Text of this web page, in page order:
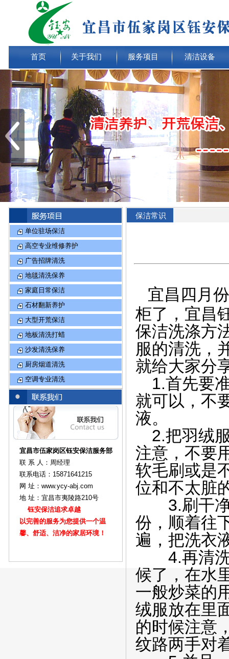
首页 关于我们 服务项目 清洁设备
单位驻场保洁
高空专业维修养护
广告招牌清洗
地毯清洗保养
家庭日常保洁
石材翻新养护
大型开荒保洁
地板清洗打蜡
沙发清洗保养
厨房烟道清洗
空调专业清洗
宜昌市伍家岗区钰安保洁服务部
联 系 人：周经理
联系电话：15871641215
网 址：www.ycy-abj.com
地 址：宜昌市夷陵路210号
钰安保洁追求卓越
以完善的服务为您提供一个温
馨、舒适、洁净的家居环境！
保洁常识
宜昌四月
柜了，宜昌
保洁洗涤方
服的清洗，
就给大家分
1.首先要
就可以，不
液。
2.把羽绒
注意，不要
软毛刷或是
位和不太脏
3.刷干净
份，顺着往
遍，把洗衣
4.再清洗
候了，在水
一般炒菜的
绒服放在里
的时候注意
纹路两手对